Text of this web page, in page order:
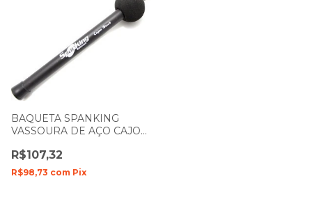
BAQUETA SPANKING
VASSOURA DE AÇO CAJON
R$107,32
R$98,73 com Pix